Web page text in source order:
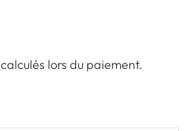
calculés lors du paiement.